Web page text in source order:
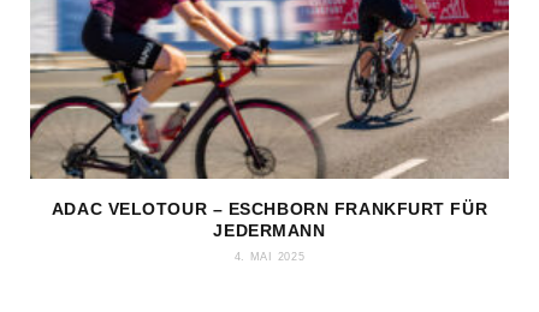
ADAC VELOTOUR – ESCHBORN FRANKFURT FÜR
JEDERMANN
4. MAI 2025